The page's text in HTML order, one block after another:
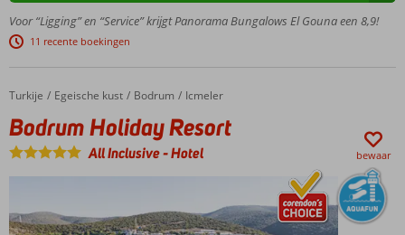
Privéstrand
aan de
met apart
Voor “Ligging” en “Service” krijgt Panorama Bungalows El Gouna een 8,9!
11 recente boekingen
Home
Turkije Egeische kust Bodrum Icmeler
Bodrum Holiday Resort
Bodrum Holiday Resort
All Inclusive-Hotel bewaar